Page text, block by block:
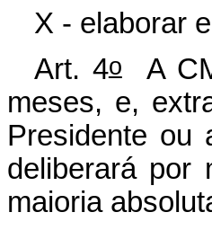
X - elaborar
Art. 4oA
meses, e,
Presidente ou
deliberará por
maioria